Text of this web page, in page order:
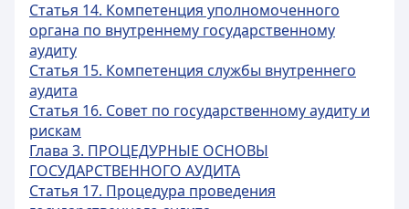
Статья 14. Компетенция уполномоченного
органа по внутреннему государственному
аудиту
Статья 15. Компетенция службы внутреннего
аудита
Статья 16. Совет по государственному аудиту и
рискам
Глава 3. ПРОЦЕДУРНЫЕ ОСНОВЫ
ГОСУДАРСТВЕННОГО АУДИТА
Статья 17. Процедура проведения